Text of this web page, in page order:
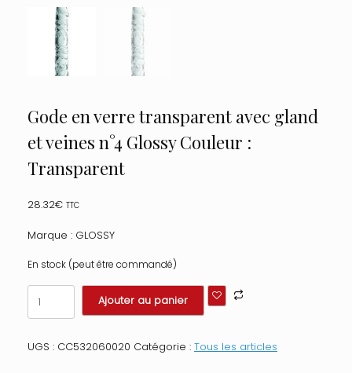
Gode en verre transparent avec gland
et veines n°4 Glossy Couleur :
Transparent
28.32€ TTC
Marque : GLOSSY
En stock (peut être commandé)
quantité
de
Gode
verre
Ajouter au panier
UGS : CC532060020 Catégorie : Tous les articles